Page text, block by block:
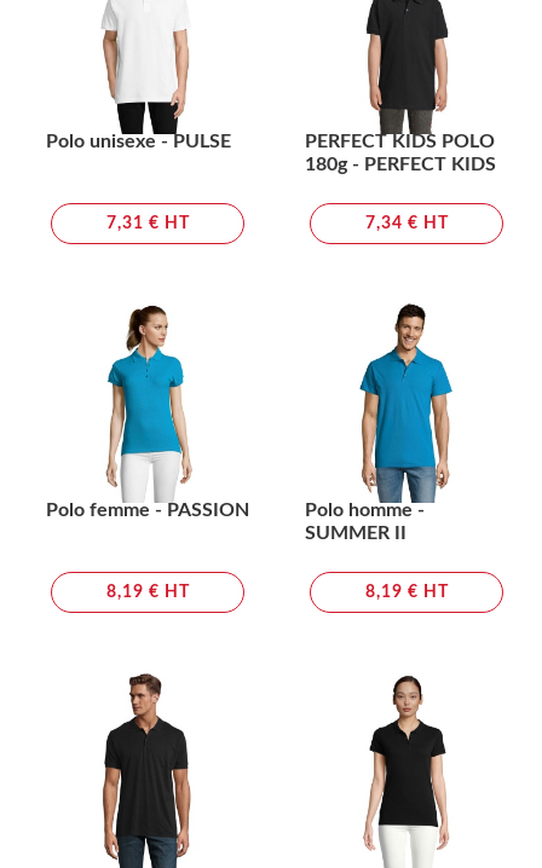
Polo unisexe - PULSE
7,31 € HT
PERFECT KIDS POLO
180g - PERFECT KIDS
7,34 € HT
Polo femme - PASSION
8,19 € HT
Polo homme -
SUMMER II
8,19 € HT